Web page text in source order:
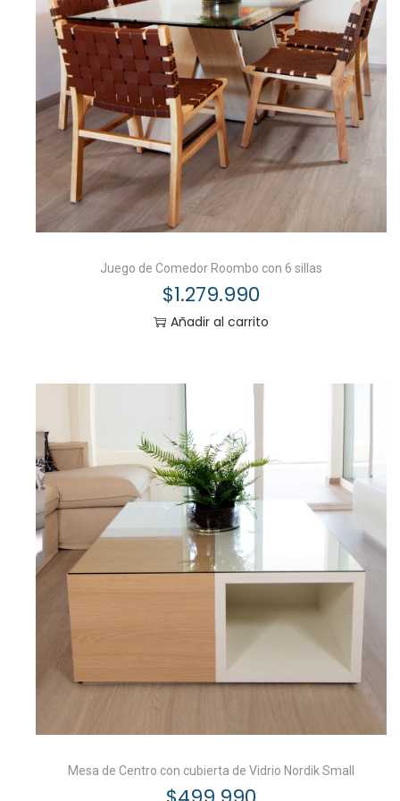
Juego de Comedor Roombo con 6 sillas
$1.279.990
Añadir al carrito
Mesa de Centro con cubierta de Vidrio Nordik Small